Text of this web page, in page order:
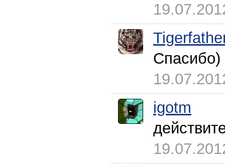
Спасибо)
igotm